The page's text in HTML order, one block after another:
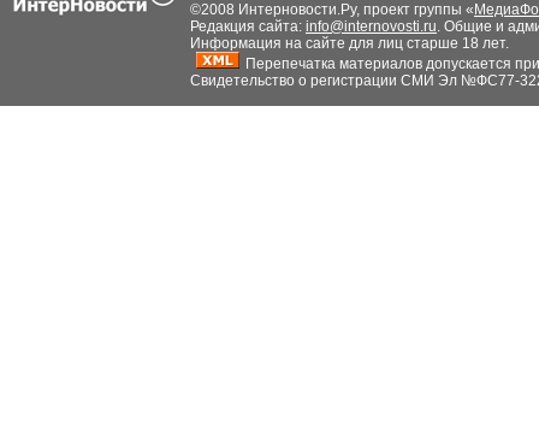
©2008 Интерновости.Ру, проект группы «
Редакция сайта: info@internovosti.ru. Общие и
Информация на сайте для лиц старше 18 лет.
Перепечатка материалов допускается
Свидетельство о регистрации СМИ Эл №ФС77-